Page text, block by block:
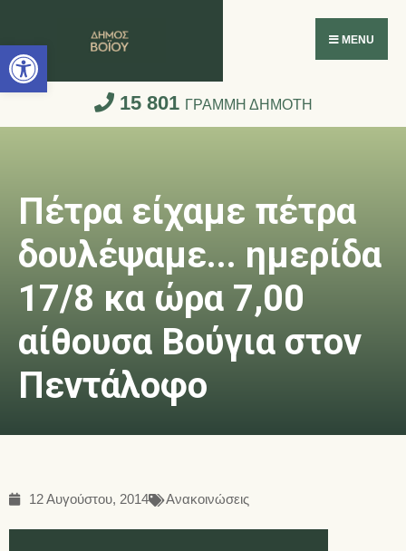
Ανοίξτε τη γραμμή εργαλείων
MENU
15 801 ΓΡΑΜΜΗ ΔΗΜΟΤΗ
Πέτρα είχαμε πέτρα
δουλέψαμε... ημερίδα
17/8 κα ώρα 7,00
αίθουσα Βούγια στον
Πεντάλοφο
12 Αυγούστου, 2014 Ανακοινώσεις